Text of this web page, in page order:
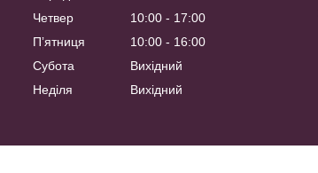
Четвер
10:00
17:00
Пʼятниця
10:00
16:00
Субота
Вихідний
Неділя
Вихідний